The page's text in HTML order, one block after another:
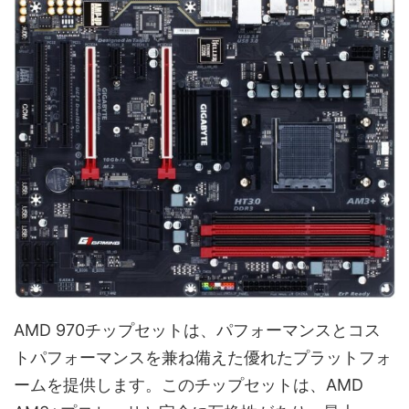
AMD 970チップセットは、パフォーマンスとコス
トパフォーマンスを兼ね備えた優れたプラットフォ
ームを提供します。このチップセットは、AMD